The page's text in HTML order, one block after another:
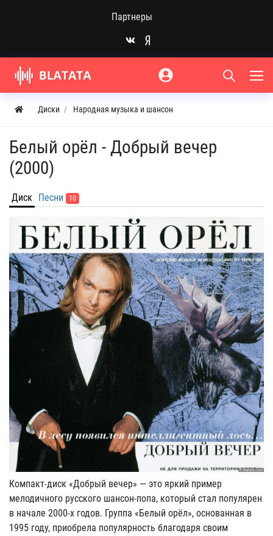
Партнеры
Диски Народная музыка и шансон
Белый орёл - Добрый вечер
(2000)
Диск Песни 10
Компакт-диск «Добрый вечер» — это яркий пример
мелодичного русского шансон-попа, который стал популярен
в начале 2000-х годов. Группа «Белый орёл», основанная в
1995 году, приобрела популярность благодаря своим